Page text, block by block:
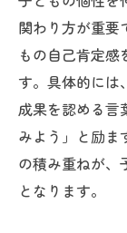
関わり方が重要
もの自己肯定
す。具体的には
成果を認める言
みよう」と励ま
の積み重ねが、
となります。